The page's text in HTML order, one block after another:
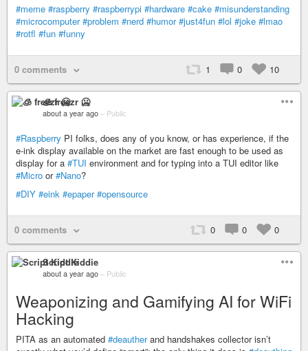
#meme #raspberry #raspberrypi #hardware #cake #misunderstanding
#microcomputer #problem #nerd #humor #just4fun #lol #joke #lmao
#rotfl #fun #funny
0 comments 1 0 10
🧊 freezr 🥶
about a year ago – Public
#Raspberry PI folks, does any of you know, or has experience, if the
e-ink display available on the market are fast enough to be used as
display for a #TUI environment and for typing into a TUI editor like
#Micro or#Nano?
#DIY #eink #epaper #opensource
0 comments 0 0 0
Script Kiddie
about a year ago – Public
Weaponizing and Gamifying AI for WiFi
Hacking
PITA as an automated #deautherand handshakes collector isn’t